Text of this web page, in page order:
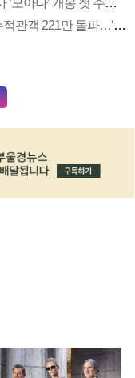
[주말 영화 박스오피스] 디즈니 애니 실사 ‘모아나’ 개봉 첫 주말 정상…‘호프’ 예매율 62.5% 1위
[주말 영화 박스오피스] ‘토이스토리5’ 누적관객 221만 돌파…‘호프’ 예매율 1위